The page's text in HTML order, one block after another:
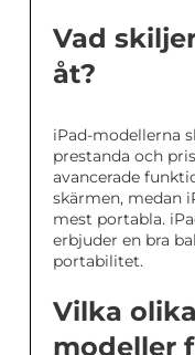
Vad
åt?
iPad-modellerna
prestanda och
avancerade
skärmen, medan
mest portabla.
erbjuder en bra
portabilitet.
Vilka
modeller